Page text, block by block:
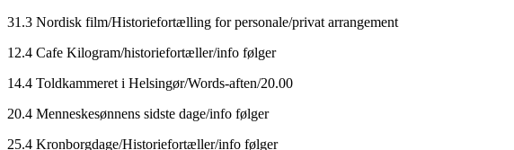
31.3 Nordisk film/Historiefortælling for personale/privat arrangement
12.4 Cafe Kilogram/historiefortæller/info følger
14.4 Toldkammeret i Helsingør/Words-aften/20.00
20.4 Menneskesønnens sidste dage/info følger
25.4 Kronborgdage/Historiefortæller/info følger